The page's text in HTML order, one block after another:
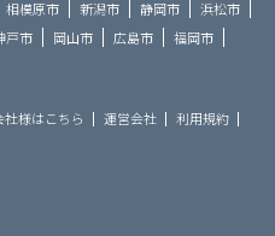
相模原市 新潟市 静岡市
浜松市
戸市 岡山市 広島市
福岡市
様はこちら 運営会社
利用規約